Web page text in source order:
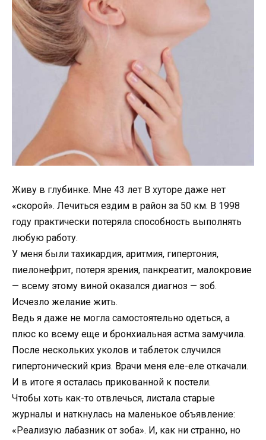
Живу в глубинке. Мне 43 лет В хуторе даже нет
«скорой». Лечиться ездим в район за 50 км. В 1998
году практически потеряла способность выполнять
любую работу.
У меня были тахикардия, аритмия, гипертония,
пиелонефрит, потеря зрения, панкреатит, малокровие
— всему этому виной оказался диагноз — зоб.
Исчезло желание жить.
Ведь я даже не могла самостоятельно одеться, а
плюс ко всему еще и бронхиальная астма замучила.
После нескольких уколов и таблеток случился
гипертонический криз. Врачи меня еле-еле откачали.
И в итоге я осталась прикованной к постели.
Чтобы хоть как-то отвлечься, листала старые
журналы и наткнулась на маленькое объявление:
«Реализую лабазник от зоба». И, как ни странно, но